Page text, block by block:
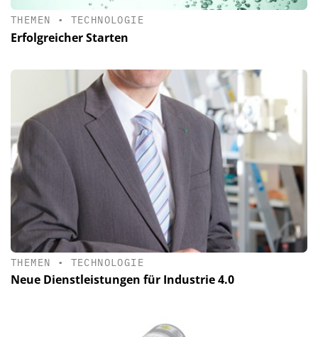
THEMEN • TECHNOLOGIE
Erfolgreicher Starten
THEMEN • TECHNOLOGIE
Neue Dienstleistungen für Industrie 4.0